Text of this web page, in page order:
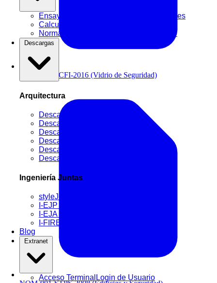
Ensayos & Cálculo
Memorias Estructurales
Calculadora ROI
Normativas y Calc. dB
Protocolos & STC
Arquitectura
Descargas styleSMART
Descargas styleGLASS
Descargas styleSPACE
Descargas styleVISION
Descargas styleMOVE
Descargas styleDOOR
Ingeniería Juntas
styleJOINT
I-EJP (Constructiva)
I-EJA (Arquitectónica)
I-FIRE (Cortafuego)
Blog
Acceso Terminal Login de Usuario
NOM-146-SCFI-2016 (Vidrio de Seguridad)